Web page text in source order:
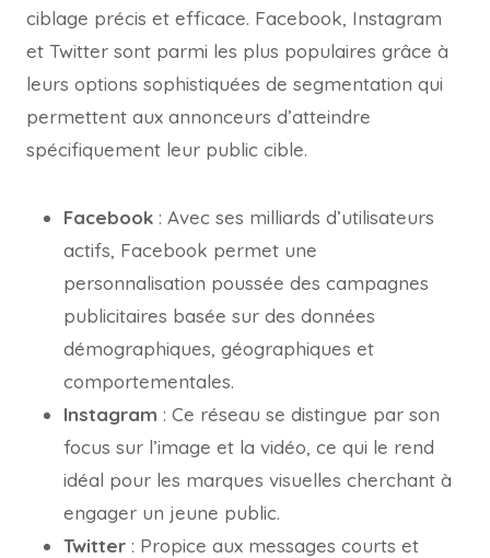
ciblage précis et efficace. Facebook, Instagram
et Twitter sont parmi les plus populaires grâce à
leurs options sophistiquées de segmentation qui
permettent aux annonceurs d’atteindre
spécifiquement leur public cible.
Facebook : Avec ses milliards d’utilisateurs
actifs, Facebook permet une
personnalisation poussée des campagnes
publicitaires basée sur des données
démographiques, géographiques et
comportementales.
Instagram : Ce réseau se distingue par son
focus sur l’image et la vidéo, ce qui le rend
idéal pour les marques visuelles cherchant à
engager un jeune public.
Twitter : Propice aux messages courts et